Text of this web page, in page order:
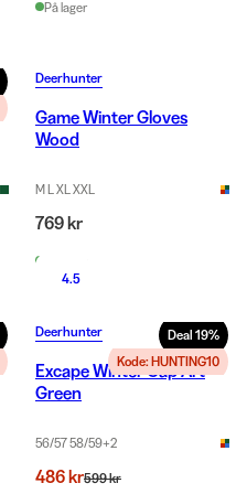
På lager
Deerhunter
Game Winter Gloves
Wood
M L XL XXL
769 kr
Deal 19%
Kode: HUNTING10
4.5
Deerhunter
Excape Winter Cap Art
Green
56/57 58/59+2
486 kr599 kr